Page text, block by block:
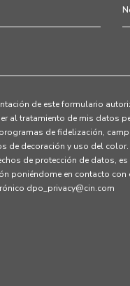
de este formulario
al tratamiento de mis datos
de fidelización,
de decoración y uso del
de protección de datos,
poniéndome en contacto con
dpo_privacy@cin.com